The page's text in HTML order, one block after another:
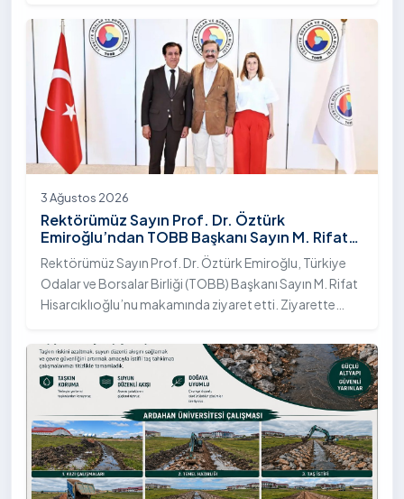
çeşitliliğini ve nitelikli imkânlarını aktarmak üzere Ülke TV
ekranlarında yayımlanan "Genç Vizyon" programına
canlı yayın konuğu olarak katıldı.
3 Ağustos 2026
Rektörümüz Sayın Prof. Dr. Öztürk
Emiroğlu’ndan TOBB Başkanı Sayın M. Rifat
Hisarcıklıoğlu’na Ziyaret
Rektörümüz Sayın Prof. Dr. Öztürk Emiroğlu, Türkiye
Odalar ve Borsalar Birliği (TOBB) Başkanı Sayın M. Rifat
Hisarcıklıoğlu’nu makamında ziyaret etti. Ziyarette
Emiroğlu Hanımefendi eşlik etti.